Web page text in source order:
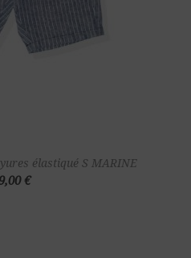
élastiqué S MARINE
€